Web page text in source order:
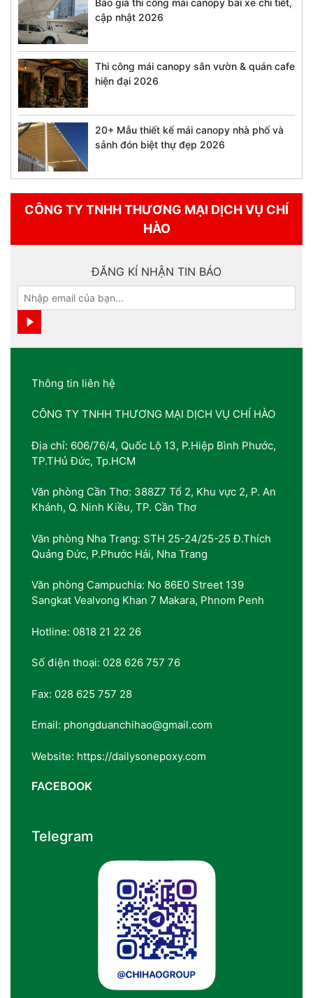
cập nhật 2026
Thi công mái canopy sân vườn & quán cafe
hiện đại 2026
20+ Mẫu thiết kế mái canopy nhà phố và
sảnh đón biệt thự đẹp 2026
CÔNG TY TNHH THƯƠNG MẠI DỊCH VỤ CHÍ
HÀO
ĐĂNG KÍ NHẬN TIN BÁO
Thông tin liên hệ
CÔNG TY TNHH THƯƠNG MẠI DỊCH VỤ CHÍ HÀO
Địa chỉ: 606/76/4, Quốc Lộ 13, P.Hiệp Bình Phước,
TP.THủ Đức, Tp.HCM
Văn phòng Cần Thơ: 388Z7 Tổ 2, Khu vực 2, P. An
Khánh, Q. Ninh Kiều, TP. Cần Thơ
Văn phòng Nha Trang: STH 25-24/25-25 Đ.Thích
Quảng Đức, P.Phước Hải, Nha Trang
Văn phòng Campuchia: No 86E0 Street 139
Sangkat Vealvong Khan 7 Makara, Phnom Penh
Hotline: 0818 21 22 26
Số điện thoại: 028 626 757 76
Fax: 028 625 757 28
Email: phongduanchihao@gmail.com
Website: https://dailysonepoxy.com
FACEBOOK
Telegram